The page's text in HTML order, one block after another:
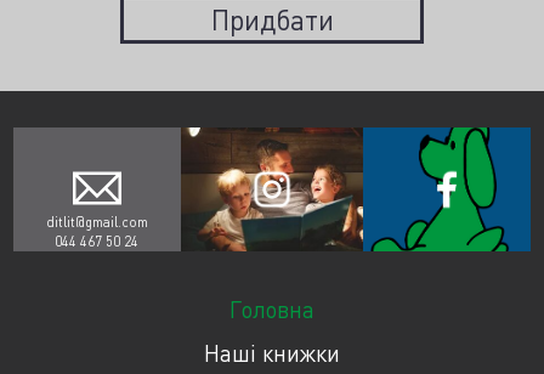
Придбати
ditlit@gmail.com
044 467 50 24
Головна
Наші книжки